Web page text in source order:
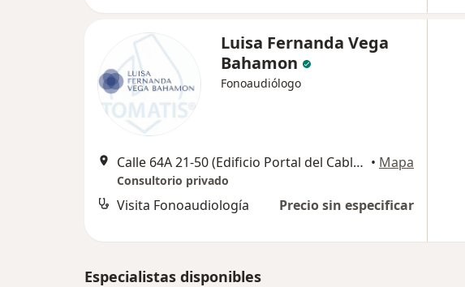
Luisa Fernanda Vega
Bahamon
Fonoaudiólogo
Calle 64A 21-50 (Edificio Portal del Cable Cons 1007), Manizales • Mapa
Consultorio privado
Visita Fonoaudiología Precio sin especificar
Especialistas disponibles